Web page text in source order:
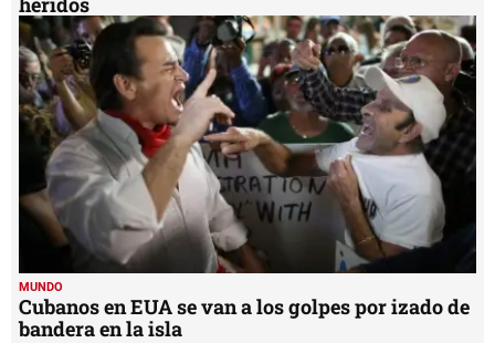
MUNDO
Cubanos en EUA se van a los golpes por izado de
bandera en la isla